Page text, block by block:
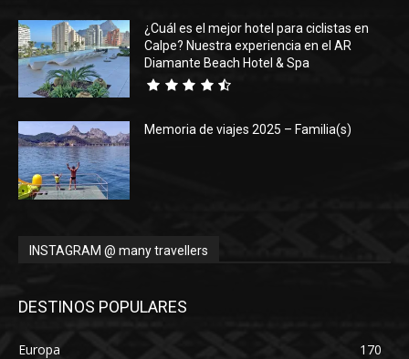
¿Cuál es el mejor hotel para ciclistas en
Calpe? Nuestra experiencia en el AR
Diamante Beach Hotel & Spa
Memoria de viajes 2025 – Familia(s)
INSTAGRAM @ many travellers
DESTINOS POPULARES
Europa
170